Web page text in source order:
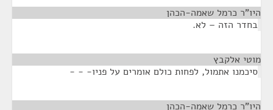
היו"ר כרמל שאמה-הכהן
בחדר הזה – לא.
מוטי אלקבץ
סיכמנו אתמול, לפחות כולם אומרים על פניו- - -
היו"ר כרמל שאמה-הכהן